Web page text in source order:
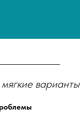
варианты